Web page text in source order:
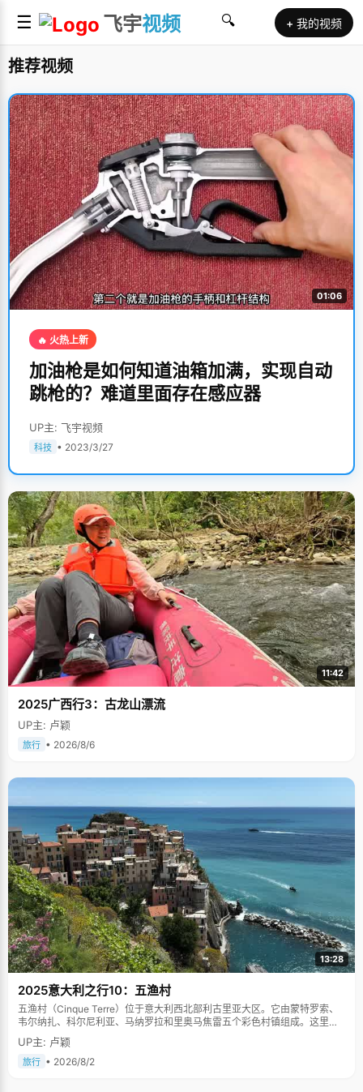
☰ 飞宇视频 🔍 + 我的视频
推荐视频
01:06
🔥 火热上新
加油枪是如何知道油箱加满，实现自动
跳枪的？难道里面存在感应器
UP主: 飞宇视频
科技 • 2023/3/27
11:42
2025广西行3：古龙山漂流
UP主: 卢颖
旅行 • 2026/8/6
13:28
2025意大利之行10：五渔村
五渔村（Cinque Terre）位于意大利西北部利古里亚大区。它由蒙特罗索、
韦尔纳扎、科尔尼利亚、马纳罗拉和里奥马焦雷五个彩色村镇组成。这里依
山傍海，房屋色彩斑斓，1997年被列为世界文化遗产。
UP主: 卢颖
旅行 • 2026/8/2